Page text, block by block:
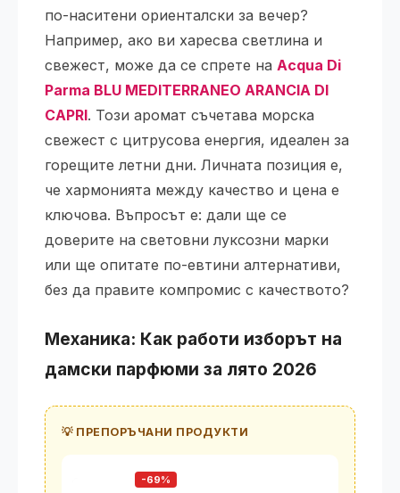
по-наситени ориенталски за вечер?
Например, ако ви харесва светлина и
свежест, може да се спрете на Acqua Di
Parma BLU MEDITERRANEO ARANCIA DI
CAPRI. Този аромат съчетава морска
свежест с цитрусова енергия, идеален за
горещите летни дни. Личната позиция е,
че хармонията между качество и цена е
ключова. Въпросът е: дали ще се
доверите на световни луксозни марки
или ще опитате по-евтини алтернативи,
без да правите компромис с качеството?
Механика: Как работи изборът на
дамски парфюми за лято 2026
💡 ПРЕПОРЪЧАНИ ПРОДУКТИ
-69%